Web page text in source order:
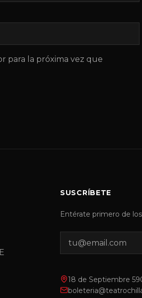
para la próxima vez que
SUSCRÍBETE
Entérate primero de
18 de Septiembre